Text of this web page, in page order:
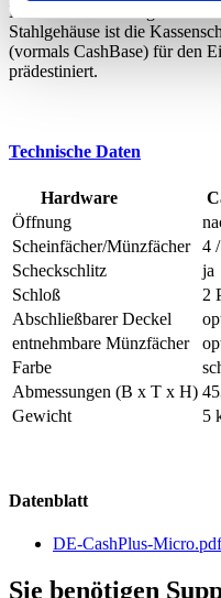
Mit einer Tiefe von gerade
Stahlgehäuse ist die
(vormals CashBase) für den
prädestiniert.
Technische Daten
Hardware
Öffnung
Scheinfächer/Münzfächer
4
Scheckschlitz
ja
Schloß
2
Abschließbarer Deckel
entnehmbare Münzfächer
Farbe
Abmessungen (B x T x H)
Gewicht
5
Datenblatt
DE-CashPlus-
Sie benötigen